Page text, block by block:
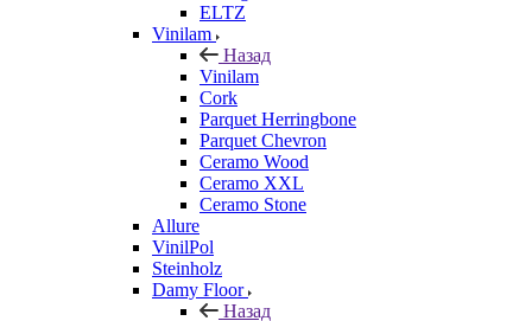
ELTZ
Vinilam
Назад
Vinilam
Cork
Parquet Herringbone
Parquet Chevron
Ceramo Wood
Ceramo XXL
Ceramo Stone
Allure
VinilPol
Steinholz
Damy Floor
Назад